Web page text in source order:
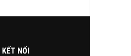
KẾT NỐI